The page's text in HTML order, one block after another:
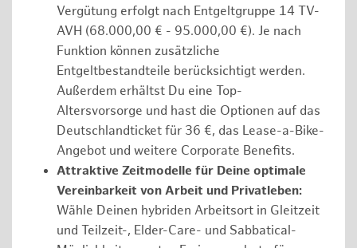
Vergütung erfolgt nach Entgeltgruppe 14 TV-
AVH (68.000,00 € - 95.000,00 €). Je nach
Funktion können zusätzliche
Entgeltbestandteile berücksichtigt werden.
Außerdem erhältst Du eine Top-
Altersvorsorge und hast die Optionen auf das
Deutschlandticket für 36 €, das Lease-a-Bike-
Angebot und weitere Corporate Benefits.
Attraktive Zeitmodelle für Deine optimale
Vereinbarkeit von Arbeit und Privatleben:
Wähle Deinen hybriden Arbeitsort in Gleitzeit
und Teilzeit-, Elder-Care- und Sabbatical-